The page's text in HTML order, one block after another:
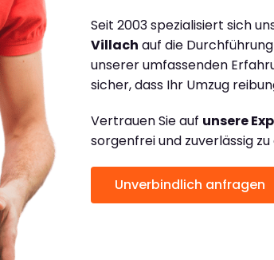
Seit 2003 spezialisiert sich
Villach auf die
unserer umfassenden
sicher, dass Ihr Umzug
Vertrauen Sie auf unsere
sorgenfrei und zuverlässig
Unverbindlich anfragen